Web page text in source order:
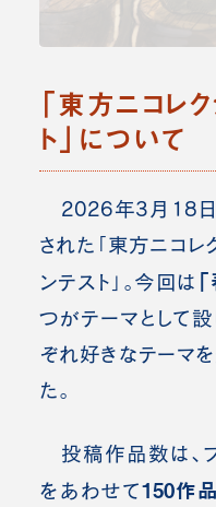
「東方ニコレ
ト」について
2026年3月18日
された「東方ニコレ
ンテスト」。今回は
つがテーマとして
ぞれ好きなテーマ
た。
投稿作品数は、
をあわせて150作